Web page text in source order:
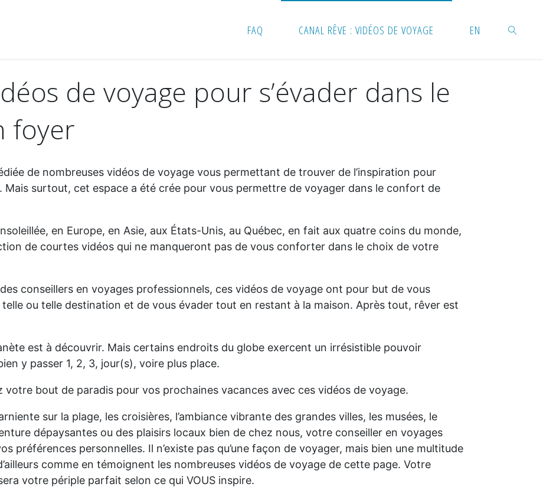
FAQ CANAL RÊVE : VIDÉOS DE VOYAGE EN
de voyage pour s’évader dans le
foyer
de nombreuses vidéos de voyage vous permettant de trouver de l’inspiration pour
Mais surtout, cet espace a été crée pour vous permettre de voyager dans le confort de
en Europe, en Asie, aux États-Unis, au Québec, en fait aux quatre coins du monde,
de courtes vidéos qui ne manqueront pas de vous conforter dans le choix de votre
conseillers en voyages professionnels, ces vidéos de voyage ont pour but de vous
telle ou telle destination et de vous évader tout en restant à la maison. Après tout, rêver est
est à découvrir. Mais certains endroits du globe exercent un irrésistible pouvoir
y passer 1, 2, 3, jour(s), voire plus place.
votre bout de paradis pour vos prochaines vacances avec ces vidéos de voyage.
sur la plage, les croisières, l’ambiance vibrante des grandes villes, les musées, le
dépaysantes ou des plaisirs locaux bien de chez nous, votre conseiller en voyages
préférences personnelles. Il n’existe pas qu’une façon de voyager, mais bien une multitude
comme en témoignent les nombreuses vidéos de voyage de cette page. Votre
votre périple parfait selon ce qui VOUS inspire.